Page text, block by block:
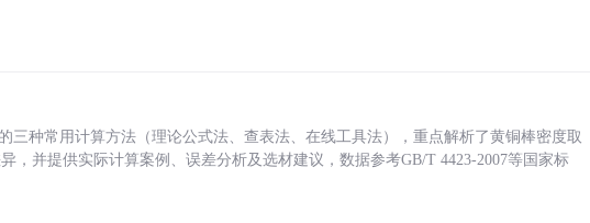
三种常用计算方法（理论公式法、查表法、在线工具法），重点解析了黄铜棒密度取
，并提供实际计算案例、误差分析及选材建议，数据参考GB/T 4423-2007等国家标